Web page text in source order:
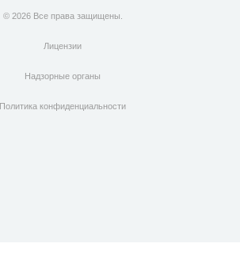
© 2026 Все права защищены.
Лицензии
Надзорные органы
Политика конфиденциальности